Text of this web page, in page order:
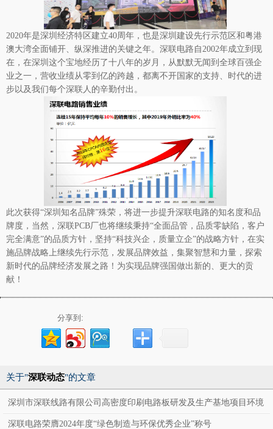
2020年是深圳经济特区建立40周年，也是深圳建设先行示范区和粤港
澳大湾全面铺开、纵深推进的关键之年。 深联电路 自2002年成立到现
在，在深圳这个宝地经历了十八年的岁月，从默默无闻到全球百强企
业之一，营收业绩从零到亿的跨越，都离不开国家的支持、时代的进
步以及我们每个深联人的辛勤付出。
此次获得“深圳知名品牌”殊荣，将进一步提升深联电路的知名度和品
牌度，当然，深联PCB厂也将继续秉持“全面品管，品质零缺陷，客户
完全满意”的品质方针，坚持“科技兴企，质量立企”的战略方针，在实
施品牌战略上继续先行示范，发展品牌效益，集聚智慧和力量，探索
新时代的品牌经济发展之路！为实现品牌强国做出新的、更大的贡
献！
分享到:
关于"深联动态"的文章
深圳市深联线路有限公司高密度印刷电路板研发及生产基地项目环境
影响报告表公示
深联电路荣膺2024年度“绿色制造与环保优秀企业”称号